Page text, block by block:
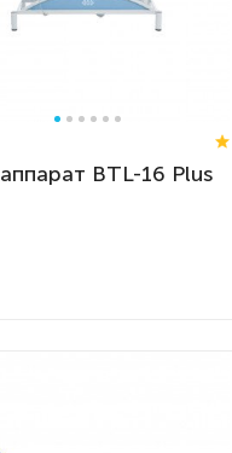
BTL-16 Plus